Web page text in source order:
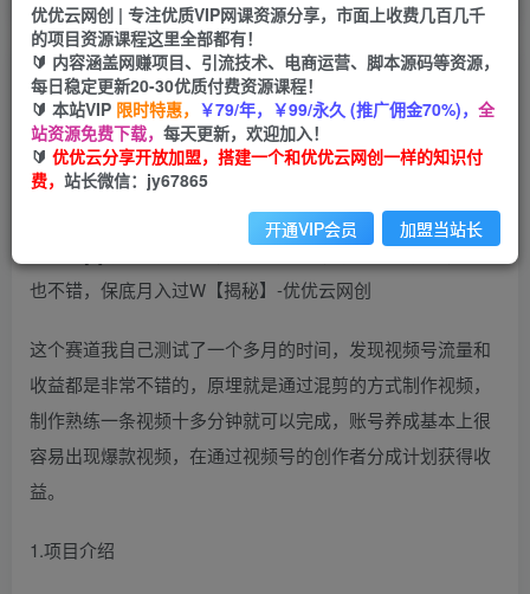
视频号新玩法，奥德彪语录，视频制作简单，流量
也不错，保底月入过W【揭秘】
优优云网创
2年前更新
关注 私信
39 53
这个赛道我自己测试了一个多月的时间，发现视频号流量和
收益都是非常不错的，原埋就是通过混剪的方式制作视频，
制作熟练一条视频十多分钟就可以完成，账号养成基本上很
容易出现爆款视频，在通过视频号的创作者分成计划获得收
益。
1.项目介绍
优优云网创 | 专注优质VIP网课资源分享，市面上收费几百几千
的项目资源课程这里全部都有！
🔰 内容涵盖网赚项目、引流技术、电商运营、脚本源码等资源，
每日稳定更新20-30优质付费资源课程！
🔰 本站VIP 限时特惠， ￥79/年，￥99/永久 (推广佣金70%)， 全
站资源免费下载， 每天更新，欢迎加入！
🔰 优优云分享开放加盟，搭建一个和优优云网创一样的知识付
费， 站长微信：jy67865
开通VIP会员 加盟当站长